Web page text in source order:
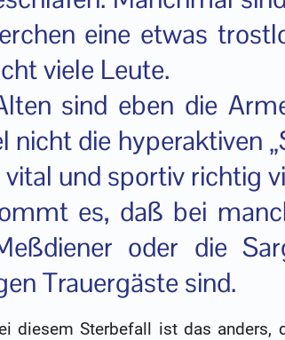
eine etwas
viele Leute.
sind eben die
nicht die hyperaktiven
und sportiv richtig
es, daß bei
oder die
Trauergäste sind.
diesem Sterbefall ist das anders,